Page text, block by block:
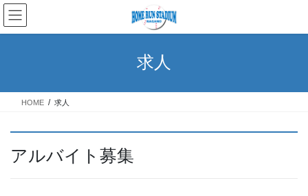
コ
ン
テ
ス
ナ
ビ
ゲ
ン
求人
HOME 求人
アルバイト募集